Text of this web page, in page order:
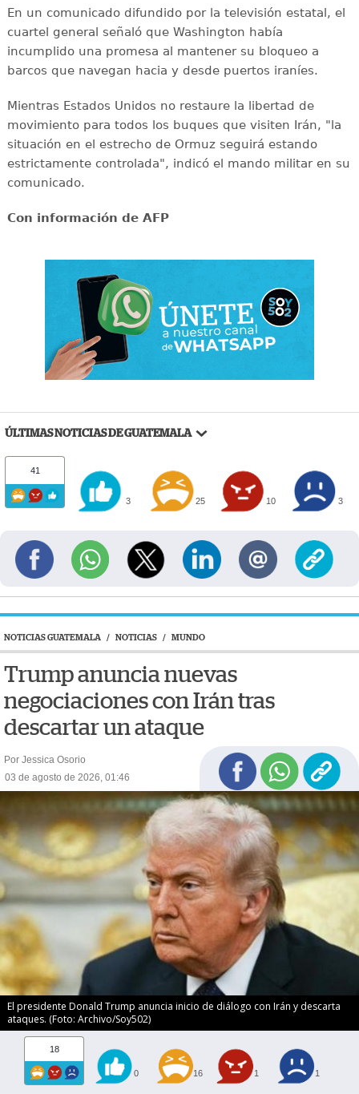
En un comunicado difundido por la televisión estatal, el
cuartel general señaló que Washington había
incumplido una promesa al mantener su bloqueo a
barcos que navegan hacia y desde puertos iraníes.
Mientras Estados Unidos no restaure la libertad de
movimiento para todos los buques que visiten Irán, "la
situación en el estrecho de Ormuz seguirá estando
estrictamente controlada", indicó el mando militar en su
comunicado.
Con información de AFP
ÚLTIMAS NOTICIAS DE GUATEMALA
41
3 25 10 3
NOTICIAS GUATEMALA / NOTICIAS / MUNDO
Trump anuncia nuevas
negociaciones con Irán tras
descartar un ataque
Por Jessica Osorio
03 de agosto de 2026, 01:46
El presidente Donald Trump anuncia inicio de diálogo con Irán y descarta
ataques. (Foto: Archivo/Soy502)
18
0 16 1 1